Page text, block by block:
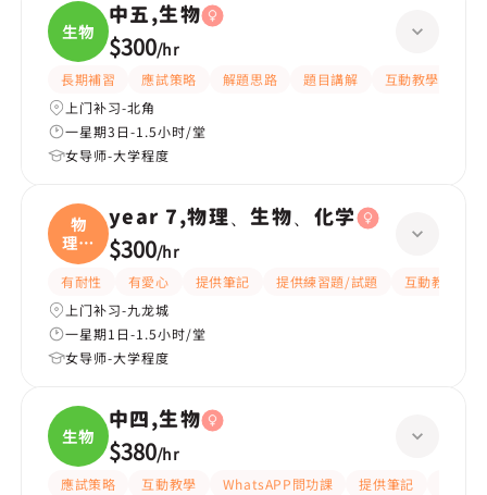
生物
中五,生物
$300/hr
長期補習 應試策略 解題思路 題目講解 互動教學
上门补习-北角
一星期3日-1.5小时/堂
女导师-大学程度
物
理、
生物
year 7,物理、生物、化学
$300/hr
有耐性 有愛心 提供筆記 提供練習題/試題 互動教學
上门补习-九龙城
一星期1日-1.5小时/堂
女导师-大学程度
生物
中四,生物
$380/hr
應試策略 互動教學 WhatsAPP問功課 提供筆記